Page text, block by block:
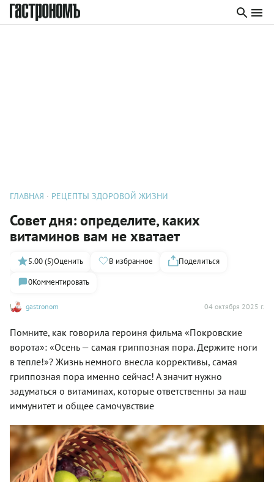
ГЛАВНАЯ РЕЦЕПТЫ ЗДОРОВОЙ ЖИЗНИ
Совет дня: определите, каких
витаминов вам не хватает
gastronom 04 октября 2025 г.
5.00 (5)Оценить В избранное
Поделиться
0Комментировать
Помните, как говорила героиня фильма «Покровские
ворота»: «Осень — самая гриппозная пора. Держите ноги
в тепле!»? Жизнь немного внесла коррективы, самая
гриппозная пора именно сейчас! А значит нужно
задуматься о витаминах, которые ответственны за наш
иммунитет и общее самочувствие